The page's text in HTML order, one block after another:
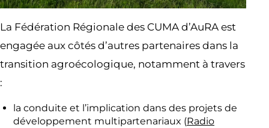
La Fédération Régionale des CUMA d’AuRA est
engagée aux côtés d’autres partenaires dans la
transition agroécologique, notamment à travers
:
la conduite et l’implication dans des projets de
développement multipartenariaux (Radio